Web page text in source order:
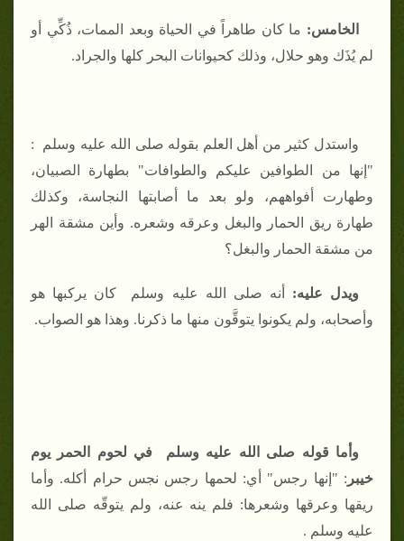
الخامس: ما كان طاهراً في الحياة وبعد الممات، ذُكِّي أو
لم يُذَك وهو حلال، وذلك كحيوانات البحر كلها والجراد.
واستدل كثير من أهل العلم بقوله صلى الله عليه وسلم :
"إنها من الطوافين عليكم والطوافات" بطهارة الصبيان،
وطهارت أفواههم، ولو بعد ما أصابتها النجاسة، وكذلك
طهارة ريق الحمار والبغل وعرقه وشعره. وأين مشقة الهر
من مشقة الحمار والبغل؟
ويدل عليه: أنه صلى الله عليه وسلم كان يركبها هو
وأصحابه، ولم يكونوا يتوقَّون منها ما ذكرنا. وهذا هو الصواب.
وأما قوله صلى الله عليه وسلم
في لحوم الحمر يوم
خيبر : "إنها رجس" أي: لحمها رجس نجس حرام أكله. وأما
ريقها وعرقها وشعرها: فلم ينه عنه، ولم يتوقّه صلى الله
عليه وسلم .